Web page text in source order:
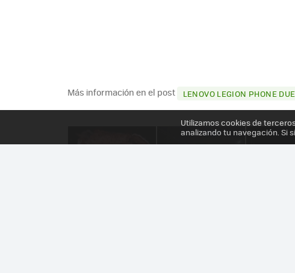
Más información en el post LENOVO LEGION PHONE
Utilizamos cookies de
analizando tu navegación. Si